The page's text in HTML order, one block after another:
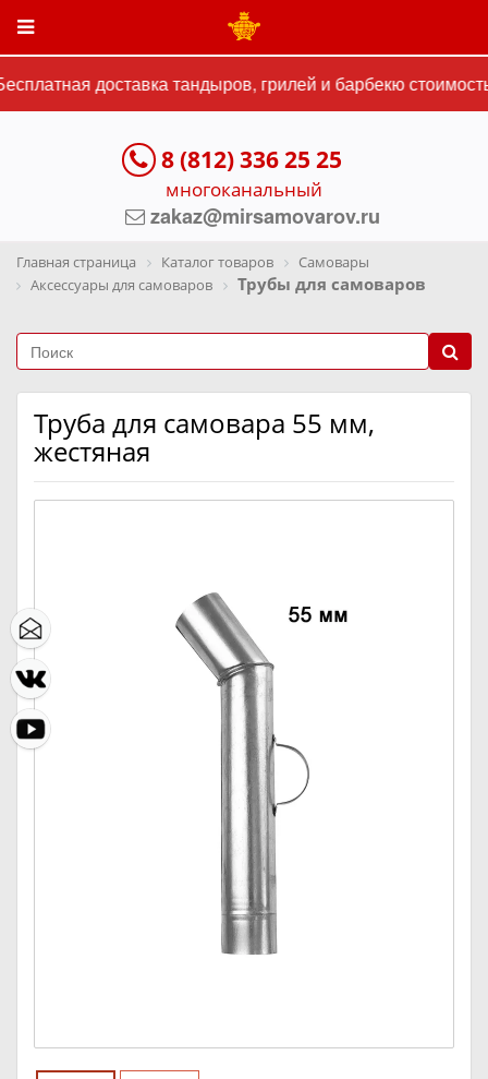
доставка тандыров, грилей и барбекю
8 (812) 336 25 25
многоканальный
zakaz@mirsamovarov.ru
Главная страница Каталог товаров
Самовары
Аксессуары для самоваров
Трубы для самоваров
Труба для самовара 55 мм,
жестяная